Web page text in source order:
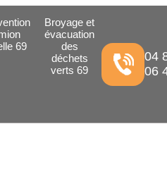
69
Broyage et
évacuation
des
déchets
verts 69
04
06